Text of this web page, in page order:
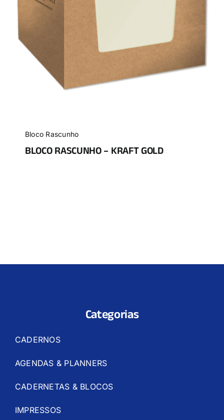
Bloco Rascunho
BLOCO RASCUNHO – KRAFT GOLD
Categorias
CADERNOS
AGENDAS & PLANNERS
CADERNETAS & BLOCOS
IMPRESSOS